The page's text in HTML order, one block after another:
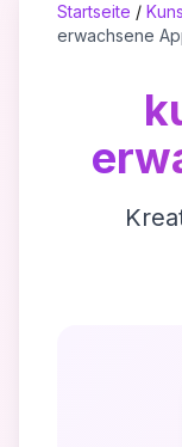
Startseite /
erwachsene